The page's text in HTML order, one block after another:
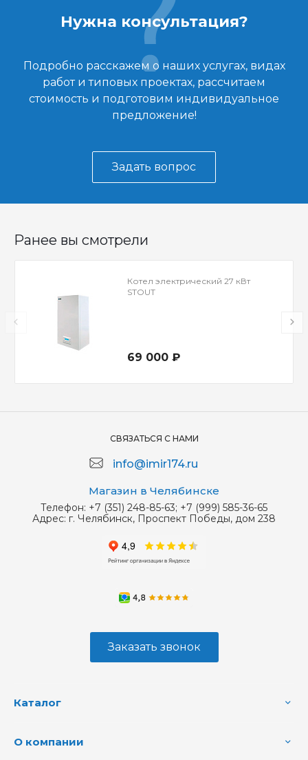
Нужна консультация?
Подробно расскажем о наших услугах, видах
работ и типовых проектах, рассчитаем
стоимость и подготовим индивидуальное
предложение!
Задать вопрос
Ранее вы смотрели
Котел электрический 27 кВт
STOUT
69 000 ₽
СВЯЗАТЬСЯ С НАМИ
info@imir174.ru
Магазин в Челябинске
Телефон: +7 (351) 248-85-63; +7 (999) 585-36-65
Адрес: г. Челябинск, Проспект Победы, дом 238
Заказать звонок
Каталог
О компании